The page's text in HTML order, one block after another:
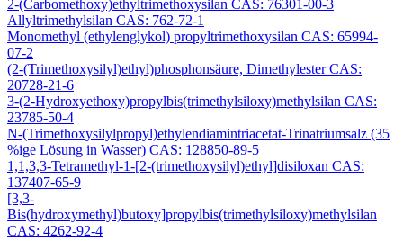
2-(Carbomethoxy)ethyltrimethoxysilan CAS: 76301-00-3
Allyltrimethylsilan CAS: 762-72-1
Monomethyl (ethylenglykol) propyltrimethoxysilan CAS: 65994-
07-2
(2-(Trimethoxysilyl)ethyl)phosphonsäure, Dimethylester CAS:
20728-21-6
3-(2-Hydroxyethoxy)propylbis(trimethylsiloxy)methylsilan CAS:
23785-50-4
N-(Trimethoxysilylpropyl)ethylendiamintriacetat-Trinatriumsalz (35
%ige Lösung in Wasser) CAS: 128850-89-5
1,1,3,3-Tetramethyl-1-[2-(trimethoxysilyl)ethyl]disiloxan CAS:
137407-65-9
[3,3-
Bis(hydroxymethyl)butoxy]propylbis(trimethylsiloxy)methylsilan
CAS: 4262-92-4